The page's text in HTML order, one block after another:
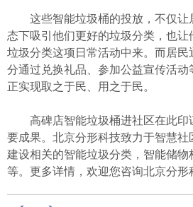
这些智能垃圾桶的投放，不仅让
态下吸引他们更好的垃圾分类，也让
垃圾分类这项日常活动中来。而居民
分通过兑换礼品、参加公益宣传活
正实现取之于民、用之于民。
高碑店智能垃圾桶进社区在此印
要成果。北京分形科技致力于智慧社
建设相关的智能垃圾分类，智能储物
等。更多详情，欢迎您咨询北京分形